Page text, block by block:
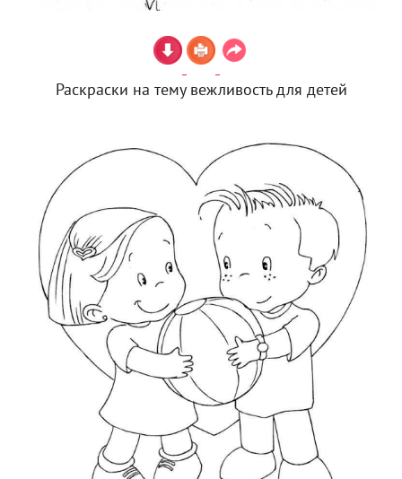
Раскраски на тему вежливость для детей